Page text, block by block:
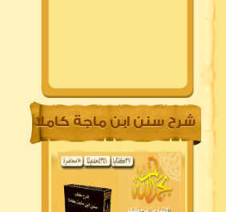
شرح سنن ابن ماجة كاملا